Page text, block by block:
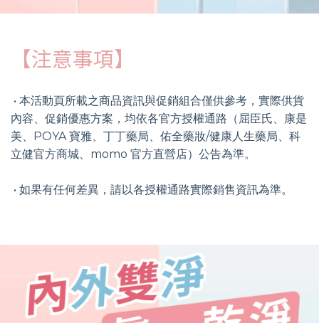
【注意事項】
• 本活動頁所載之商品資訊與促銷組合僅供參考，實際供貨
內容、促銷優惠方案，均依各官方授權通路（屈臣氏、康是
美、POYA 寶雅、丁丁藥局、佑全藥妝/健康人生藥局、科
立健官方商城、momo 官方直營店）公告為準。
• 如果有任何差異，請以各授權通路實際銷售資訊為準。